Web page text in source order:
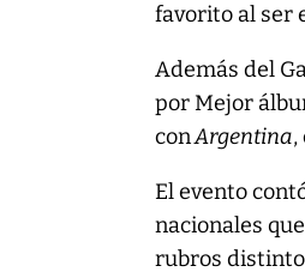
favorito al ser
Además del
por Mejor
conArgentina,
El evento
nacionales
rubros